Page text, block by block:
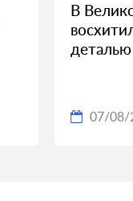
В
07/08/